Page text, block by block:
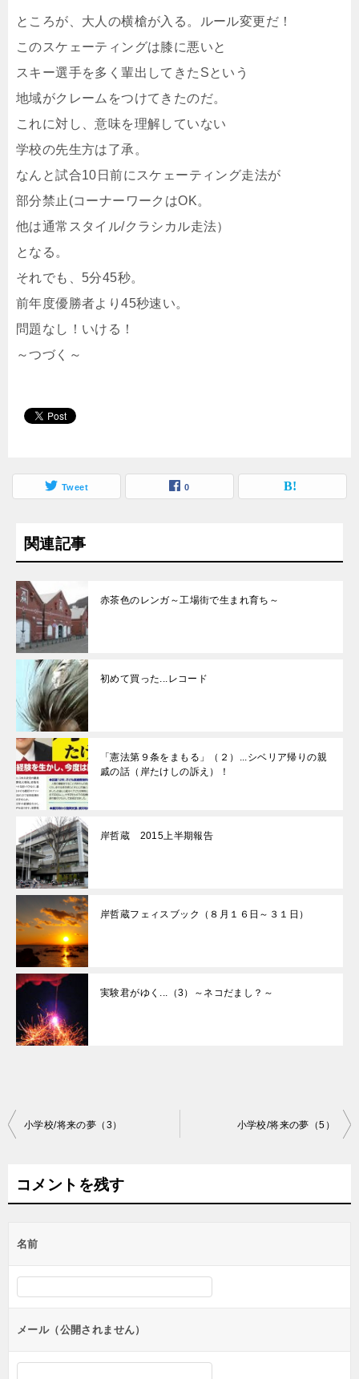
ところが、大人の横槍が入る。ルール変更だ！
このスケェーティングは膝に悪いと
スキー選手を多く輩出してきたSという
地域がクレームをつけてきたのだ。
これに対し、意味を理解していない
学校の先生方は了承。
なんと試合10日前にスケェーティング走法が
部分禁止(コーナーワークはOK。
他は通常スタイル/クラシカル走法）
となる。
それでも、5分45秒。
前年度優勝者より45秒速い。
問題なし！いける！
～つづく～
Tweet 0
関連記事
赤茶色のレンガ～工場街で生まれ育ち～
初めて買った...レコード
「憲法第９条をまもる」（２）...シベリア帰りの親
戚の話（岸たけしの訴え）！
岸哲蔵 2015上半期報告
岸哲蔵フェィスブック（８月１６日～３１日）
実験君がゆく...（3）～ネコだまし？～
投
ビ
ー
シ
ョ
ン
小学校/将来の夢（3） 小学校/将来の夢（5）
コメントを残す
名前
メール（公開されません）